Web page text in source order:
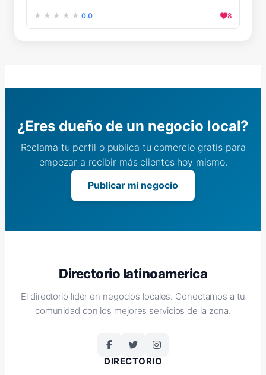
0.0 8
¿Eres dueño de un negocio local?
Reclama tu perfil o publica tu comercio gratis para
empezar a recibir más clientes hoy mismo.
Publicar mi negocio
Directorio latinoamerica
El directorio líder en negocios locales. Conectamos a tu
comunidad con los mejores servicios de la zona.
DIRECTORIO